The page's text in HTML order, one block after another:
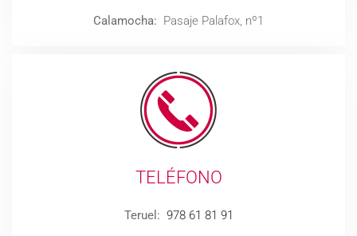
Calamocha: Pasaje Palafox, nº1
TELÉFONO
Teruel: 978 61 81 91